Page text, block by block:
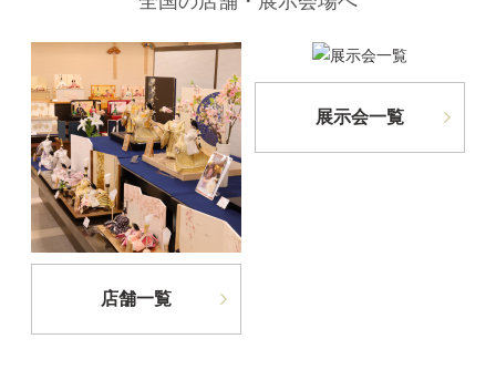
店舗一覧
展示会一覧